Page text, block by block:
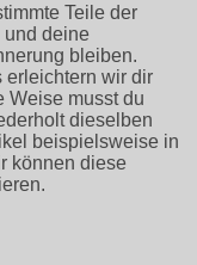
Teile der
und deine
bleiben.
erleichtern wir dir
Weise musst du
dieselben
beispielsweise in
können diese